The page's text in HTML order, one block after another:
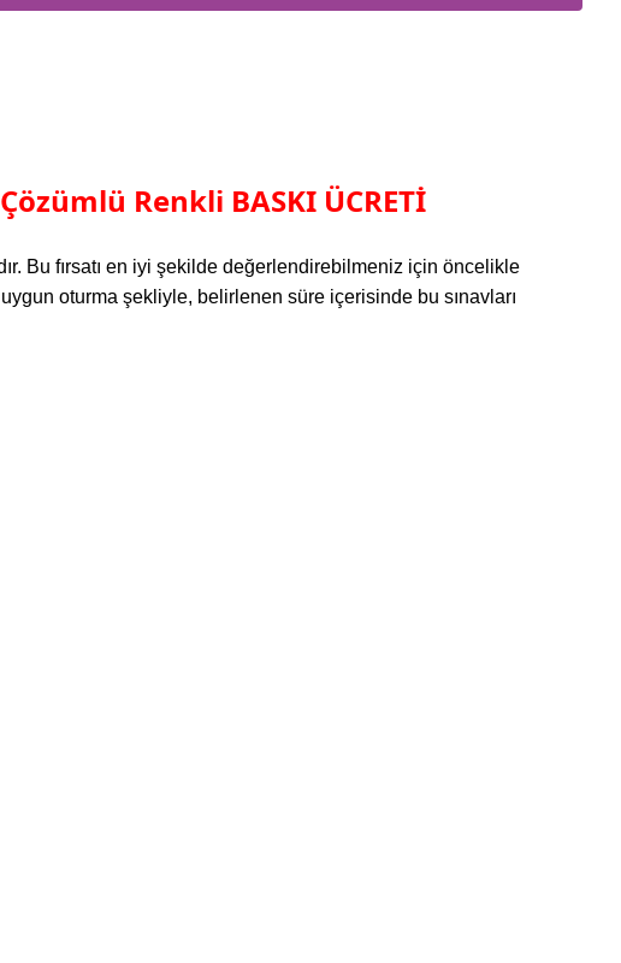
Renkli BASKI ÜCRETİ
Bu fırsatı en iyi şekilde değerlendirebilmeniz için öncelikle
oturma şekliyle, belirlenen süre içerisinde bu sınavları